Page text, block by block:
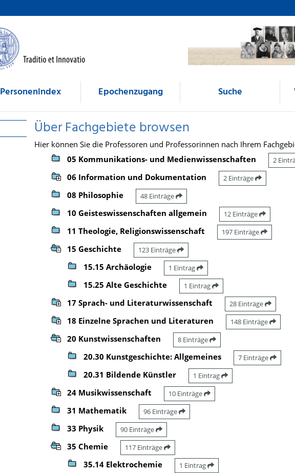
Personenindex Epochenzugang Suche
Über Fachgebiete browsen
Hier können Sie die Professoren und Professorinnen nach Ihrem
05 Kommunikations- und Medienwissenschaften
2
06 Information und Dokumentation 2 Einträge
08 Philosophie 48 Einträge
10 Geisteswissenschaften allgemein 12 Einträge
11 Theologie, Religionswissenschaft 197 Einträge
15 Geschichte 123 Einträge
15.15 Archäologie 1 Eintrag
15.25 Alte Geschichte 1 Eintrag
17 Sprach- und Literaturwissenschaft 28 Einträge
18 Einzelne Sprachen und Literaturen 148 Einträge
20 Kunstwissenschaften 8 Einträge
20.30 Kunstgeschichte: Allgemeines 7 Einträge
20.31 Bildende Künstler 1 Eintrag
24 Musikwissenschaft 10 Einträge
31 Mathematik 96 Einträge
33 Physik 90 Einträge
35 Chemie 117 Einträge
35.14 Elektrochemie 1 Eintrag